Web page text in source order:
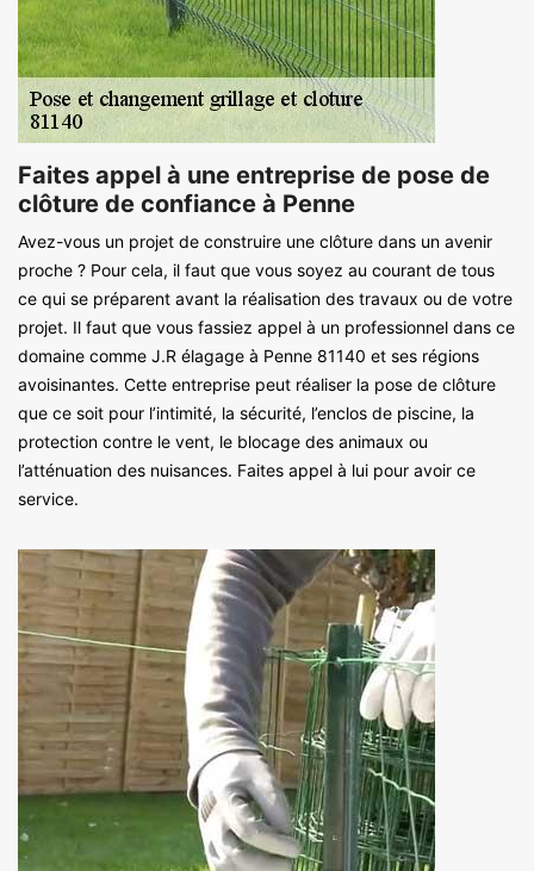
Faites appel à une entreprise de pose de
clôture de confiance à Penne
Avez-vous un projet de construire une clôture dans un avenir
proche ? Pour cela, il faut que vous soyez au courant de tous
ce qui se préparent avant la réalisation des travaux ou de votre
projet. Il faut que vous fassiez appel à un professionnel dans ce
domaine comme J.R élagage à Penne 81140 et ses régions
avoisinantes. Cette entreprise peut réaliser la pose de clôture
que ce soit pour l’intimité, la sécurité, l’enclos de piscine, la
protection contre le vent, le blocage des animaux ou
l’atténuation des nuisances. Faites appel à lui pour avoir ce
service.